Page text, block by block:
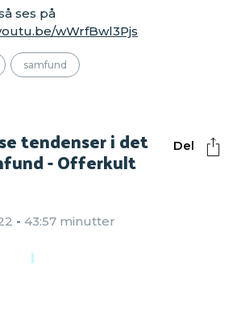
ses på
wWrfBwl3Pjs
samfund
Del
tendenser i det
- Offerkult
- 43:57 minutter